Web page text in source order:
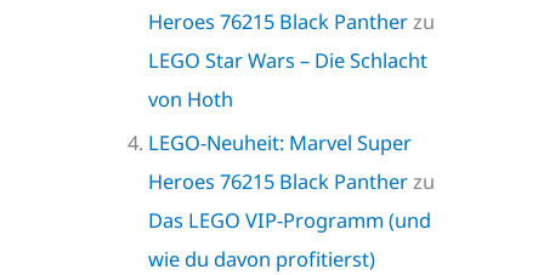
Heroes 76215 Black Pantherzu
LEGO Star Wars – Die Schlacht
von Hoth
LEGO-Neuheit: Marvel Super
Heroes 76215 Black Pantherzu
Das LEGO VIP-Programm (und
wie du davon profitierst)